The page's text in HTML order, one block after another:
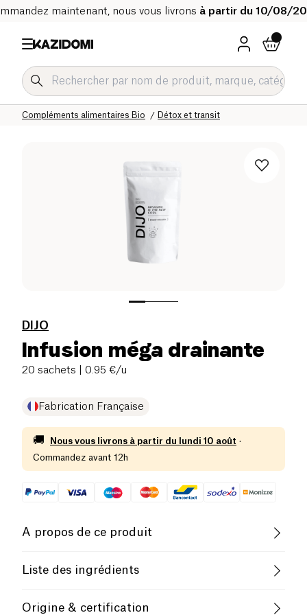
maintenant, nous vous livrons à partir du 10/08/
Détox et transit
Compléments alimentaires Bio
Bien-être & Santé
Notre catalogue bio
Accueil
DIJO
Infusion méga drainante
20 sachets | 0.95 €/u
Fabrication Française
🚚 Nous vous livrons à partir du lundi 10 août ·
Commandez avant 12h
A propos de ce produit
Pauvre en sel
Liste des ingrédients
Menthe BIO - Spiruline BIO - Gingembre moulu BIO
Origine & certification